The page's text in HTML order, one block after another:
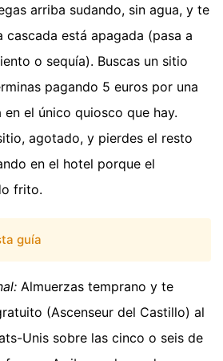
arriba sudando, sin agua, y te
cascada está apagada (pasa a
o sequía). Buscas un sitio
pagando 5 euros por una
el único quiosco que hay.
agotado, y pierdes el resto
en el hotel porque el
frito.
guía
Almuerzas temprano y te
(Ascenseur del Castillo) al
Unis sobre las cinco o seis de